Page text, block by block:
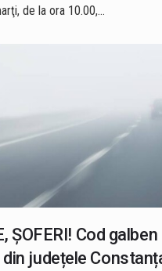
de la ora 10.00,…
ȘOFERI! Cod
județele